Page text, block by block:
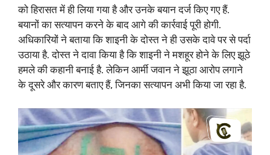
को हिरासत में ही लिया गया है और उनके बयान दर्ज किए गए हैं.
बयानों का सत्यापन करने के बाद आगे की कार्रवाई पूरी होगी.
अधिकारियों ने बताया कि शाइनी के दोस्त ने ही उसके दावे पर से पर्दा
उठाया है. दोस्त ने दावा किया है कि शाइनी ने मशहूर होने के लिए झूठे
हमले की कहानी बनाई है. लेकिन आर्मी जवान ने झूठा आरोप लगाने
के दूसरे और कारण बताए हैं, जिनका सत्यापन अभी किया जा रहा है.